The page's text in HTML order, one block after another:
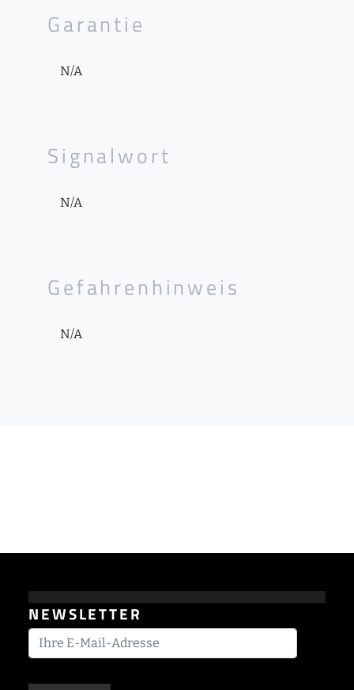
Garantie
N/A
Signalwort
N/A
Gefahrenhinweis
N/A
NEWSLETTER